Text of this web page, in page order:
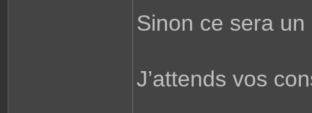
Sinon ce sera
J’attends vos